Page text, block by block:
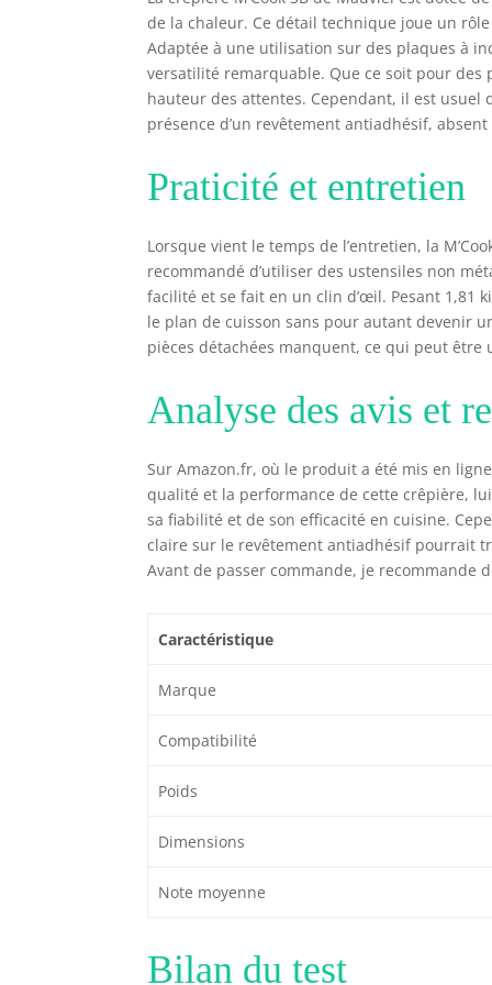
de la chaleur. Ce détail technique joue un
Adaptée à une utilisation sur des plaques à
versatilité remarquable. Que ce soit pour des
hauteur des attentes. Cependant, il est
présence d’un revêtement antiadhésif,
Praticité et entretien
Lorsque vient le temps de l’entretien, la
recommandé d’utiliser des ustensiles non
facilité et se fait en un clin d’œil. Pesant 1,81
le plan de cuisson sans pour autant devenir
pièces détachées manquent, ce qui peut
Analyse des avis et
Sur Amazon.fr, où le produit a été mis en
qualité et la performance de cette crêpière,
sa fiabilité et de son efficacité en cuisine.
claire sur le revêtement antiadhésif pourrait
Avant de passer commande, je recommande
Caractéristique
Marque
Compatibilité
Poids
Dimensions
Note moyenne
Bilan du test